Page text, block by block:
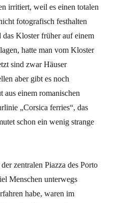
irritiert, weil es einen totalen
fotografisch festhalten
Kloster früher auf einem
hatte man vom Kloster
sind zwar Häuser
aber gibt es noch
aus einem romanischen
„Corsica ferries“, das
schon ein wenig strange
zentralen Piazza des Porto
Menschen unterwegs
habe, waren im